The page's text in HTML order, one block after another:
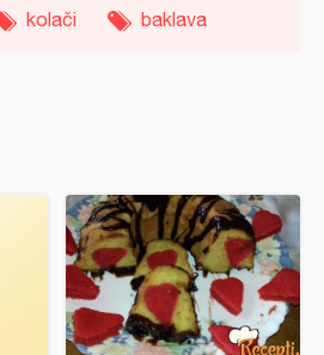
kolači baklava